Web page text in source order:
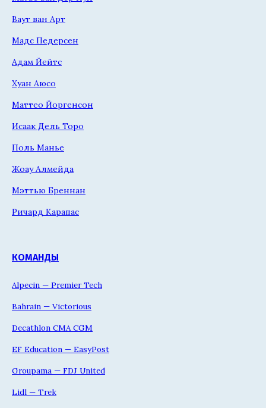
Ваут ван Арт
Мадс Педерсен
Адам Йейтс
Хуан Аюсо
Маттео Йоргенсон
Исаак Дель Торо
Поль Манье
Жоау Алмейда
Мэттью Бреннан
Ричард Карапас
КОМАНДЫ
Alpecin — Premier Tech
Bahrain — Victorious
Decathlon CMA CGM
EF Education — EasyPost
Groupama — FDJ United
Lidl — Trek